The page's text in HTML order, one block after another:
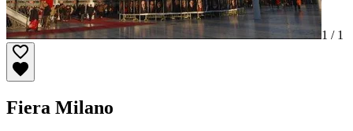
1 / 1
Fiera Milano